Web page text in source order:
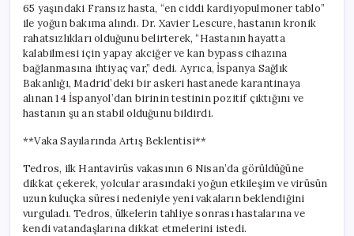
65 yaşındaki Fransız hasta, “en ciddi kardiyopulmoner tablo”
ile yoğun bakıma alındı. Dr. Xavier Lescure, hastanın kronik
rahatsızlıkları olduğunu belirterek, “Hastanın hayatta
kalabilmesi için yapay akciğer ve kan bypass cihazına
bağlanmasına ihtiyaç var,” dedi. Ayrıca, İspanya Sağlık
Bakanlığı, Madrid’deki bir askeri hastanede karantinaya
alınan 14 İspanyol’dan birinin testinin pozitif çıktığını ve
hastanın şu an stabil olduğunu bildirdi.
**Vaka Sayılarında Artış Beklentisi**
Tedros, ilk Hantavirüs vakasının 6 Nisan’da görüldüğüne
dikkat çekerek, yolcular arasındaki yoğun etkileşim ve virüsün
uzun kuluçka süresi nedeniyle yeni vakaların beklendiğini
vurguladı. Tedros, ülkelerin tahliye sonrası hastalarına ve
kendi vatandaşlarına dikkat etmelerini istedi.